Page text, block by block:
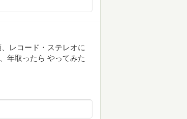
レコード・ステレオに
年取ったら やってみた